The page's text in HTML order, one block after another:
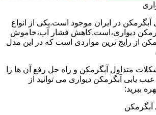
آبگرمکن در ایران موجود است.یکی از انواع
دیواری،است.کاهش فشار آب،خاموش
از رایج ترین مواردی است که در این مدل
متداول آبگرمکن و راه حل رفع آن ها را
یابی آبگرمکن دیواری می توانید از
ببرید: